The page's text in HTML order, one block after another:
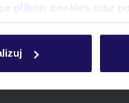
plików cookies oraz
, aby